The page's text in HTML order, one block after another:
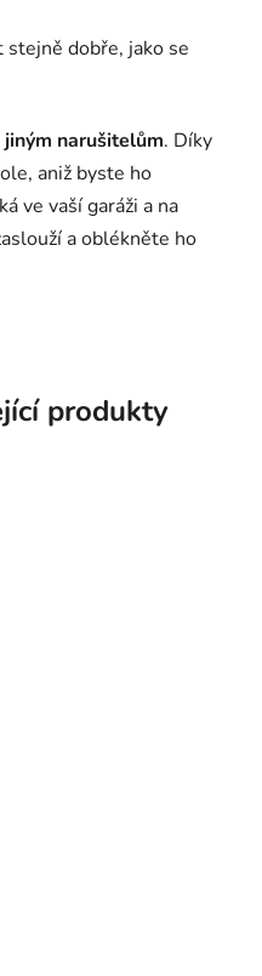
dobře, jako se
narušitelům. Díky
aniž byste ho
ve vaší garáži a na
a oblékněte ho
produkty